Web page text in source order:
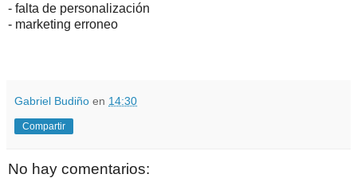
- falta de personalización
- marketing erroneo
Gabriel Budiño en 14:30
Compartir
No hay comentarios: